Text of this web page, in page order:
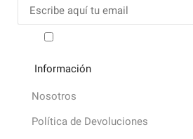
Información
Nosotros
Política de Devoluciones